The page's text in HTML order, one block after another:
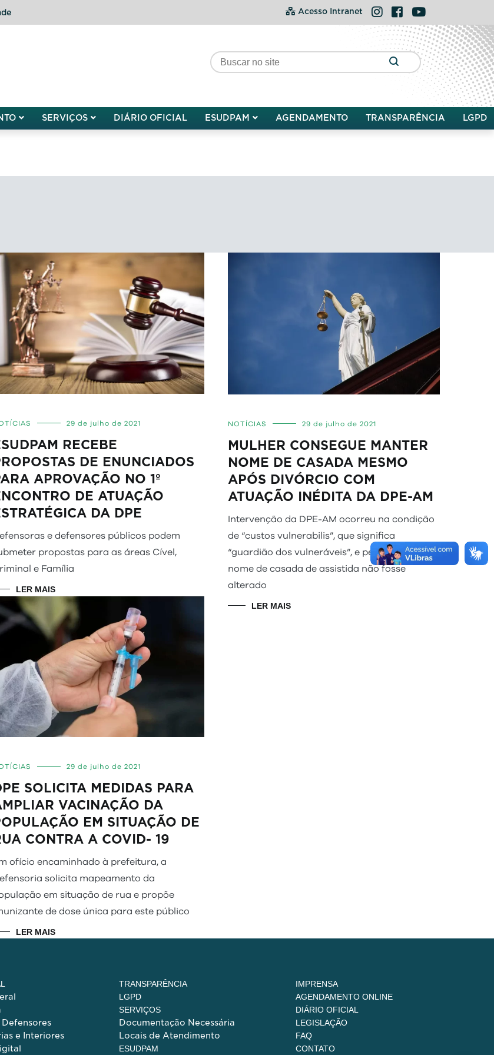
Acesso Intranet Instagram
FacebookYouTube
SERVIÇOS DIÁRIO OFICIAL ESUDPAM AGENDAMENTO TRANSPARÊNCIA LGPD
29 de julho de 2021
RECEBE
DE ENUNCIADOS
APROVAÇÃO NO 1º
DE ATUAÇÃO
DA DPE
e defensores públicos podem
propostas para as áreas Cível,
e Família
LER MAIS
NOTÍCIAS 29 de julho de 2021
MULHER CONSEGUE MANTER
NOME DE CASADA MESMO
APÓS DIVÓRCIO COM
ATUAÇÃO INÉDITA DA DPE-AM
Intervenção da DPE-AM ocorreu na condição
de “custos vulnerabilis”, que significa
“guardião dos vulneráveis”, e permitiu que
nome de casada de assistida não fosse
alterado
LER MAIS
29 de julho de 2021
SOLICITA MEDIDAS PARA
VACINAÇÃO DA
EM SITUAÇÃO DE
CONTRA A COVID- 19
ofício encaminhado à prefeitura, a
solicita mapeamento da
em situação de rua e propõe
de dose única para este público
LER MAIS
Defensores
e Interiores
TRANSPARÊNCIA
LGPD
SERVIÇOS
Documentação Necessária
Locais de Atendimento
ESUDPAM
IMPRENSA
AGENDAMENTO ONLINE
DIÁRIO OFICIAL
LEGISLAÇÃO
FAQ
CONTATO